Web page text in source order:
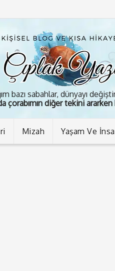
bazı sabahlar, dünyayı
çorabımın diğer tekini
Mizah Yaşam Ve